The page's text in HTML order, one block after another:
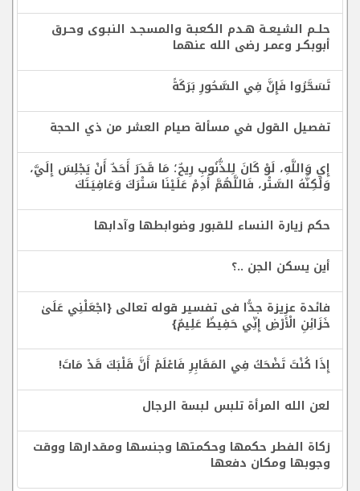
حلــم الشيعــة هـدم الكعبـة والمسجـد النبـوى وحـرق
أبوبكـر وعمـر رضى الله عنهما
تَسَحَّرُوا فَإِنَّ فِي السَّحُورِ بَرَكَةً
تفصيل القول في مسألة صيام العشر من ذي الحجة
إِيِ وَاللَّهِ، لَوْ كَانَ لِلذُّنُوبِ رِيحٌ؛ مَا قَدَرَ أَحَدٌ أَنْ يَجْلِسَ إِلَيَّ،
وَلَكِنَّهُ السَّتْر، فَاللَّهُمَّ أَدِمْ عَلَيْنَا سَتْرَكَ وَعَافِيَتَكَ
حكم زيارة النساء للقبور وضوابطها وآدابها
أين يسكن الجن ..؟
فائدة عزيزة جدًّا فى تفسير قوله تعالى {اجْعَلْنِي عَلَىٰ
خَزَائِنِ الْأَرْضِ إِنِّي حَفِيظٌ عَلِيمٌ}
إِذَا كُنْتَ تَضْحَكُ فِي المَقَابِرِ فَاعْلَمْ أَنَّ قَلْبَكَ قَدْ مَاتَ!
لعن الله المرأة تلبس لبسة الرجال
زكاة الفطر حكمها وحكمتها وجنسها ومقدارها ووقت
وجوبها ومكان دفعها